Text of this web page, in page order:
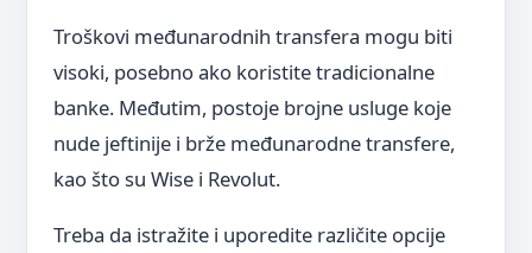
Troškovi međunarodnih transfera mogu biti
visoki, posebno ako koristite tradicionalne
banke. Međutim, postoje brojne usluge koje
nude jeftinije i brže međunarodne transfere,
kao što su Wise i Revolut.
Treba da istražite i uporedite različite opcije